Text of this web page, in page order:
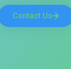
Contact Us